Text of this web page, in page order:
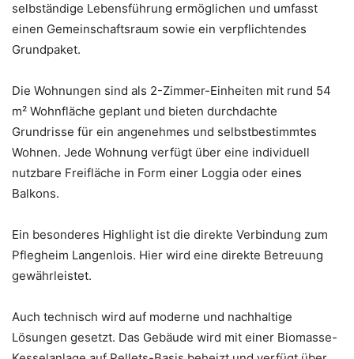
selbständige Lebensführung ermöglichen und umfasst
einen Gemeinschaftsraum sowie ein verpflichtendes
Grundpaket.
Die Wohnungen sind als 2-Zimmer-Einheiten mit rund 54
m² Wohnfläche geplant und bieten durchdachte
Grundrisse für ein angenehmes und selbstbestimmtes
Wohnen. Jede Wohnung verfügt über eine individuell
nutzbare Freifläche in Form einer Loggia oder eines
Balkons.
Ein besonderes Highlight ist die direkte Verbindung zum
Pflegheim Langenlois. Hier wird eine direkte Betreuung
gewährleistet.
Auch technisch wird auf moderne und nachhaltige
Lösungen gesetzt. Das Gebäude wird mit einer Biomasse-